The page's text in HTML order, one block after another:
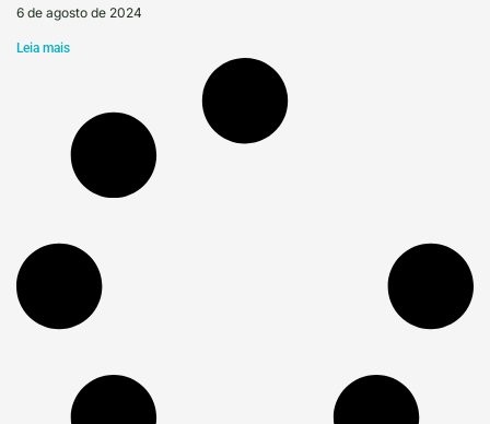
6 de agosto de 2024
Leia mais